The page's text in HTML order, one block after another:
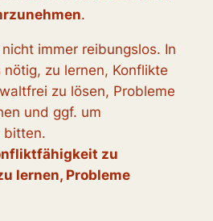
.
immer reibungslos. In
zu lernen, Konflikte
zu lösen, Probleme
und ggf. um
bitten.
zu
lernen, Probleme